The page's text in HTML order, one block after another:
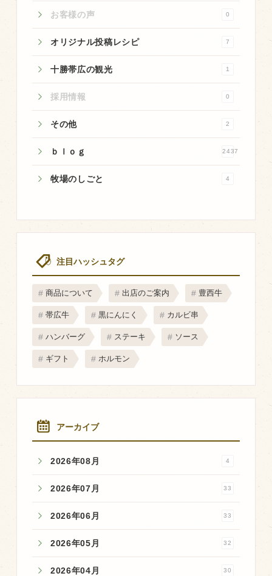
お客様の声 0
オリジナル投稿レシピ 7
十勝帯広の観光 1
採用情報 0
その他 2
ｂｌｏｇ 2437
牧場のしごと 4
注目ハッシュタグ
商品について 出店のご案内 豊西牛
帯広牛 黒にんにく カルビ串
ハンバーグ ステーキ ソース
ギフト ホルモン
アーカイブ
2026年08月 4
2026年07月 33
2026年06月 33
2026年05月 32
2026年04月 30
その他
牧場のご紹介
牧場の仕事
飼育している牛について
環境・堆肥リサイクル
販売加工場
食肉加工場を新設
業務管理体制
ＢtoＢ受発注システム
瑕疵とは
商品のご紹介
厚切ステーキ
ハンバーグ
黒にんにく
豊西ソース
取り扱い店
販売店